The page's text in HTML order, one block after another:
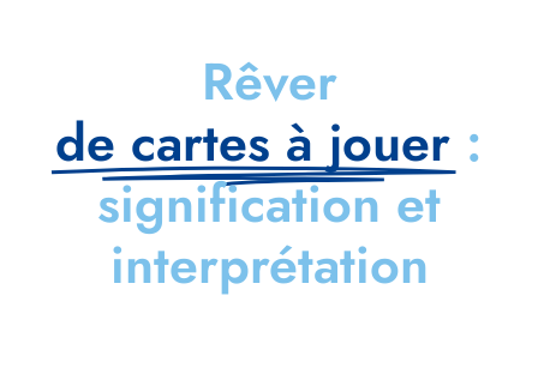
Rêver
de cartes à jouer :
signification et
interprétation